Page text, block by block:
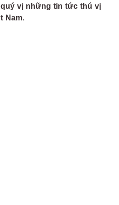
vị những tin tức thú vị
Nam.